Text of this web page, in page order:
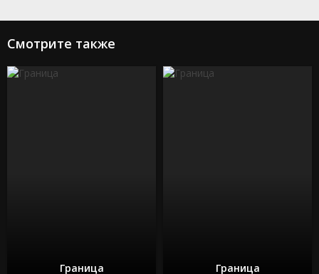
Смотрите также
Граница Граница